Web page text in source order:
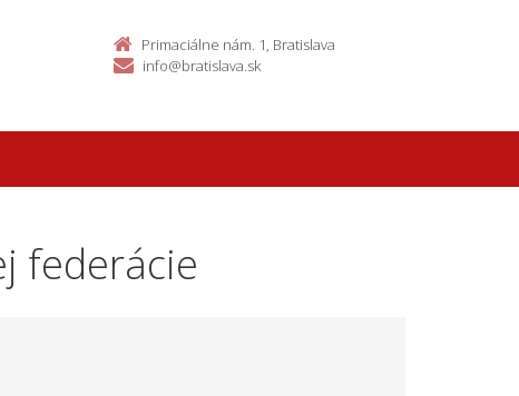
Primaciálne nám. 1, Bratislava
info@bratislava.sk
federácie